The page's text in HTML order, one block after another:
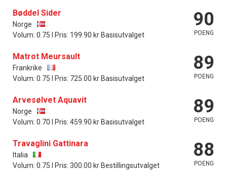
Bøddel Sider
Norge
Volum: 0.75 l Pris: 199.90 kr Basisutvalget
90
POENG
Matrot Meursault
Frankrike
Volum: 0.75 l Pris: 725.00 kr Basisutvalget
89
POENG
Arvesølvet Aquavit
Norge
Volum: 0.70 l Pris: 459.90 kr Basisutvalget
89
POENG
Travaglini Gattinara
Italia
Volum: 0.75 l Pris: 300.00 kr Bestillingsutvalget
88
POENG